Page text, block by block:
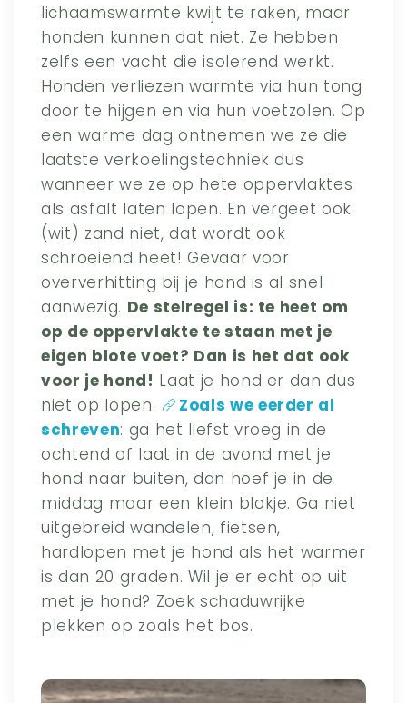
lichaamswarmte kwijt te raken, maar
honden kunnen dat niet. Ze hebben
zelfs een vacht die isolerend werkt.
Honden verliezen warmte via hun tong
door te hijgen en via hun voetzolen. Op
een warme dag ontnemen we ze die
laatste verkoelingstechniek dus
wanneer we ze op hete oppervlaktes
als asfalt laten lopen. En vergeet ook
(wit) zand niet, dat wordt ook
schroeiend heet! Gevaar voor
oververhitting bij je hond is al snel
aanwezig. De stelregel is: te heet om
op de oppervlakte te staan met je
eigen blote voet? Dan is het dat ook
voor je hond! Laat je hond er dan dus
niet op lopen.
Zoals we eerder al
schreven: ga het liefst vroeg in de
ochtend of laat in de avond met je
hond naar buiten, dan hoef je in de
middag maar een klein blokje. Ga niet
uitgebreid wandelen, fietsen,
hardlopen met je hond als het warmer
is dan 20 graden. Wil je er echt op uit
met je hond? Zoek schaduwrijke
plekken op zoals het bos.